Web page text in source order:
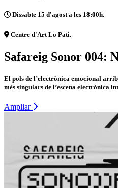
Dissabte 15 d'agost a les 18:00h.
Centre d'Art Lo Pati.
Safareig Sonor 004:
El pols de l’electrònica emocional
més singulars de l’escena electrònica
Ampliar